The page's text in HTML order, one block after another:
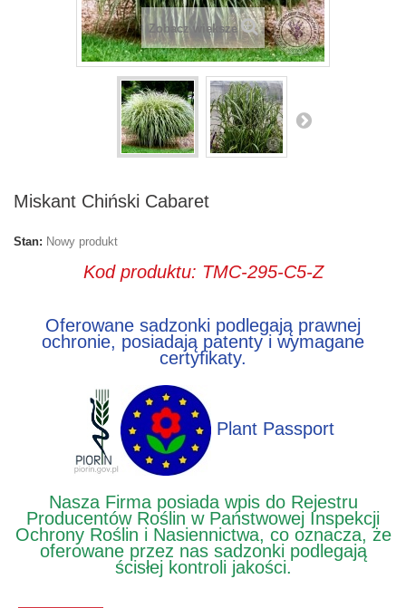
Zobacz większe
Miskant Chiński Cabaret
Stan: Nowy produkt
Kod produktu: TMC-295-C5-Z
Oferowane sadzonki podlegają prawnej
ochronie, posiadają patenty i wymagane
certyfikaty.
Plant Passport
Nasza Firma posiada wpis do Rejestru
Producentów Roślin w Państwowej Inspekcji
Ochrony Roślin i Nasiennictwa, co oznacza, że
oferowane przez nas sadzonki podlegają
ścisłej kontroli jakości.